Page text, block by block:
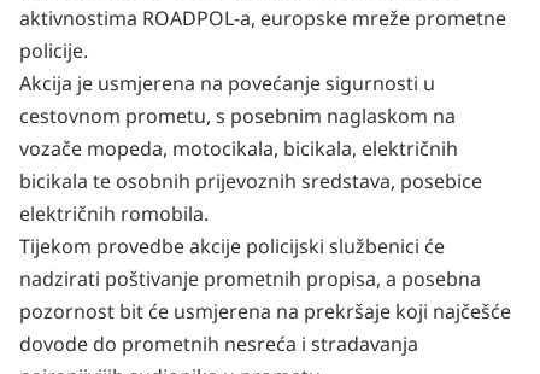
aktivnostima ROADPOL-a, europske mreže prometne
policije.
Akcija je usmjerena na povećanje sigurnosti u
cestovnom prometu, s posebnim naglaskom na
vozače mopeda, motocikala, bicikala, električnih
bicikala te osobnih prijevoznih sredstava, posebice
električnih romobila.
Tijekom provedbe akcije policijski službenici će
nadzirati poštivanje prometnih propisa, a posebna
pozornost bit će usmjerena na prekršaje koji najčešće
dovode do prometnih nesreća i stradavanja